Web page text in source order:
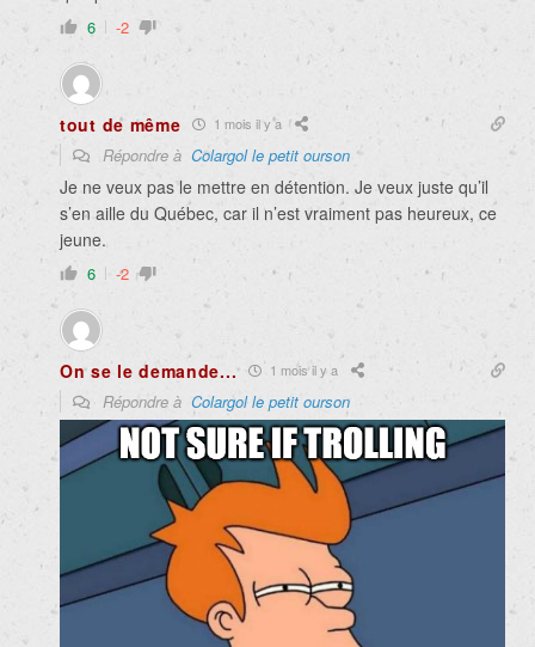
6 -2
tout de même 1 mois il y a
Répondre à Colargol le petit ourson
Je ne veux pas le mettre en détention. Je veux juste qu’il
s’en aille du Québec, car il n’est vraiment pas heureux, ce
jeune.
6 -2
On se le demande... 1 mois il y a
Répondre à Colargol le petit ourson